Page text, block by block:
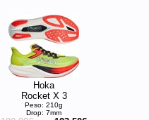
Hoka
Rocket X 3
Peso: 210g
Drop: 7mm